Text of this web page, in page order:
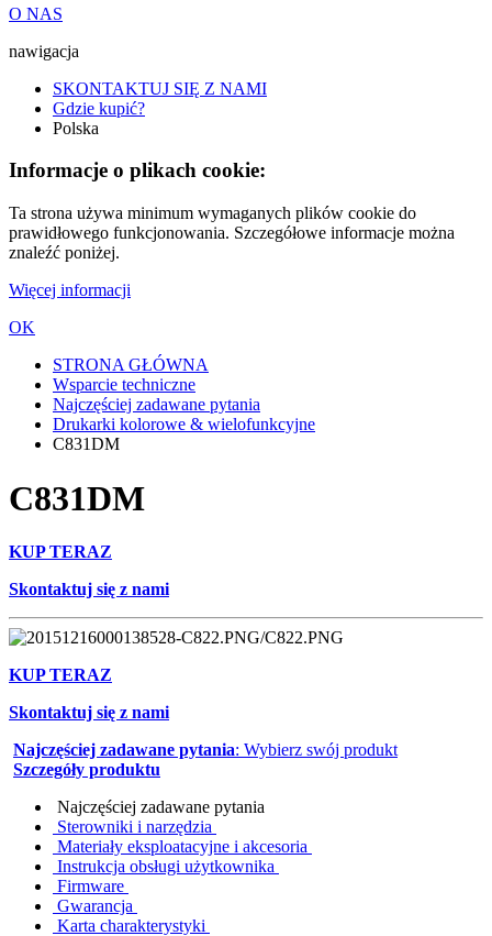
O NAS
nawigacja
SKONTAKTUJ SIĘ Z NAMI
Gdzie kupić?
Polska
Informacje o plikach cookie:
Ta strona używa minimum wymaganych plików cookie do
prawidłowego funkcjonowania. Szczegółowe informacje można
znaleźć poniżej.
Więcej informacji
OK
STRONA GŁÓWNA
Wsparcie techniczne
Najczęściej zadawane pytania
Drukarki kolorowe & wielofunkcyjne
C831DM
C831DM
KUP TERAZ
Skontaktuj się z nami
KUP TERAZ
Skontaktuj się z nami
Najczęściej zadawane pytania: Wybierz swój produkt
Szczegóły produktu
Najczęściej zadawane pytania
Sterowniki i narzędzia
Materiały eksploatacyjne i akcesoria
Instrukcja obsługi użytkownika
Firmware
Gwarancja
Karta charakterystyki